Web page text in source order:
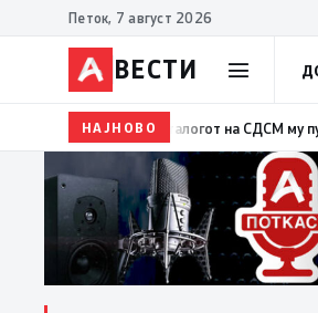
Петок, 7 август 2026
ВЕСТИ
НАЈНОВО19:39ВМРО-ДПМНЕ: Како